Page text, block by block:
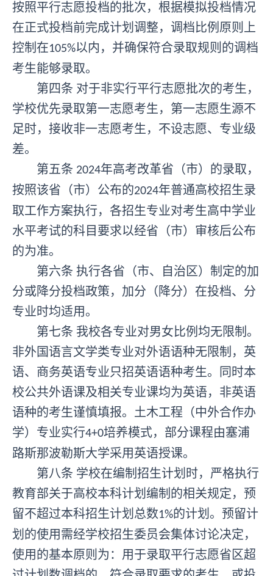
按照平行志愿投档的批次，根据模拟投档情况
在正式投档前完成计划调整，调档比例原则上
控制在105%以内，并确保符合录取规则的调档
考生能够录取。
第四条 对于非实行平行志愿批次的考生，
学校优先录取第一志愿考生，第一志愿生源不
足时，接收非一志愿考生，不设志愿、专业级
差。
第五条 2024年高考改革省（市）的录取，
按照该省（市）公布的2024年普通高校招生录
取工作方案执行，各招生专业对考生高中学业
水平考试的科目要求以经省（市）审核后公布
的为准。
第六条 执行各省（市、自治区）制定的加
分或降分投档政策，加分（降分）在投档、分
专业时均适用。
第七条 我校各专业对男女比例均无限制。
非外国语言文学类专业对外语语种无限制，英
语、商务英语专业只招英语语种考生。同时本
校公共外语课及相关专业课均为英语，非英语
语种的考生谨慎填报。土木工程（中外合作办
学）专业实行4+0培养模式，部分课程由塞浦
路斯那波勒斯大学采用英语授课。
第八条 学校在编制招生计划时，严格执行
教育部关于高校本科计划编制的相关规定，预
留不超过本科招生计划总数1%的计划。预留计
划的使用需经学校招生委员会集体讨论决定，
使用的基本原则为：用于录取平行志愿省区超